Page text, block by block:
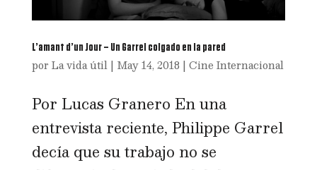
L’amant d’un Jour – Un Garrel colgado en la pared
por La vida útil| May 14, 2018 | Cine Internacional
Por Lucas Granero En una
entrevista reciente, Philippe Garrel
decía que su trabajo no se